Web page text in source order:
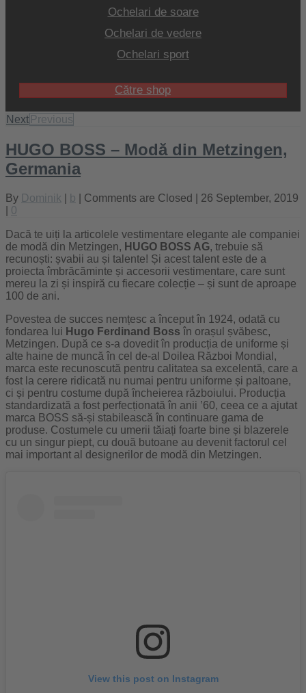
Ochelari de soare
Ochelari de vedere
Ochelari sport
Către shop
Next Previous
HUGO BOSS – Modă din Metzingen,
Germania
By Dominik b Comments are Closed
| 26 September, 2019
0
Dacă te uiți la articolele vestimentare elegante ale companiei
de modă din Metzingen, HUGO BOSS AG, trebuie să
recunoști: șvabii au și talente! Și acest talent este de a
proiecta îmbrăcăminte și accesorii vestimentare, care sunt
mereu la zi și inspiră cu fiecare colecție – și sunt de aproape
100 de ani.
Povestea de succes nemțesc a început în 1924, odată cu
fondarea lui Hugo Ferdinand Boss în orașul șvăbesc,
Metzingen. După ce s-a dovedit în producția de uniforme și
alte haine de muncă în cel de-al Doilea Război Mondial,
marca este recunoscută pentru calitatea sa excelentă, care a
fost la cerere ridicată nu numai pentru uniforme și paltoane,
ci și pentru costume după încheierea războiului. Producția
standardizată a fost perfecționată în anii ’60, ceea ce a ajutat
marca BOSS să-și stabilească în continuare gama de
produse. Costumele cu umerii tăiați foarte bine și blazerele
cu un singur piept, cu două butoane au devenit factorul cel
mai important al designerilor de modă din Metzingen.
View this post on Instagram